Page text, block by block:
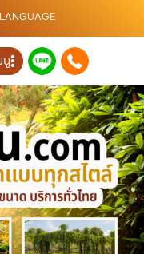
LANGUAGE
นู